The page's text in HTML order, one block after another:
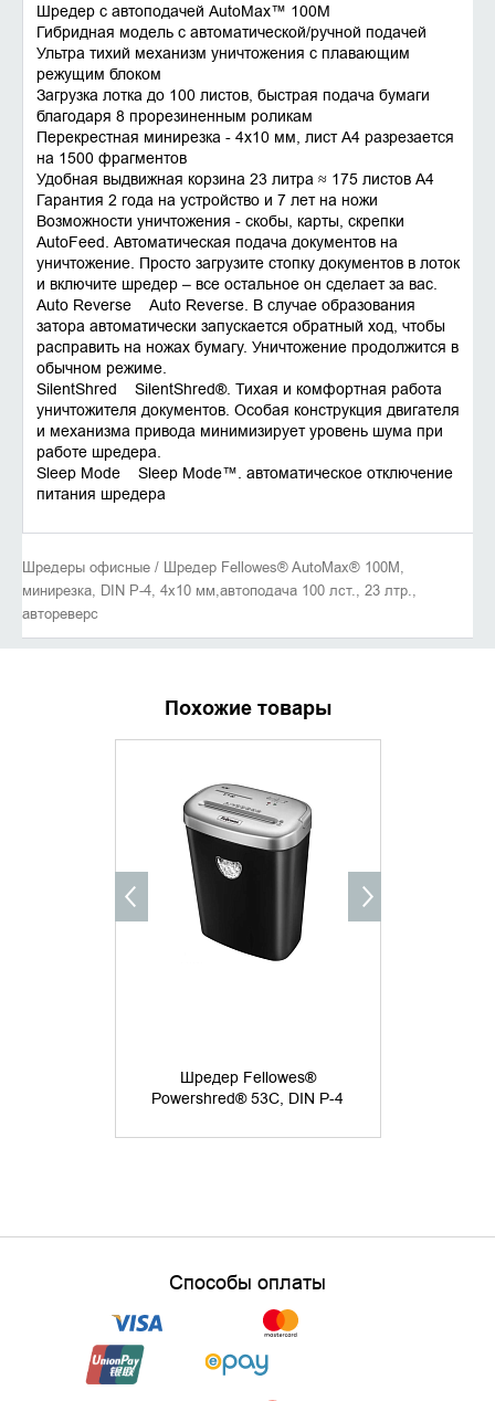
Шредер с автоподачей AutoMax™ 100M
Гибридная модель с автоматической/ручной подачей
Ультра тихий механизм уничтожения с плавающим
режущим блоком
Загрузка лотка до 100 листов, быстрая подача бумаги
благодаря 8 прорезиненным роликам
Перекрестная минирезка - 4х10 мм, лист А4 разрезается
на 1500 фрагментов
Удобная выдвижная корзина 23 литра ≈ 175 листов А4
Гарантия 2 года на устройство и 7 лет на ножи
Возможности уничтожения - скобы, карты, скрепки
AutoFeed. Автоматическая подача документов на
уничтожение. Просто загрузите стопку документов в лоток
и включите шредер – все остальное он сделает за вас.
Auto Reverse Auto Reverse. В случае образования
затора автоматически запускается обратный ход, чтобы
расправить на ножах бумагу. Уничтожение продолжится в
обычном режиме.
SilentShred SilentShred®. Тихая и комфортная работа
уничтожителя документов. Особая конструкция двигателя
и механизма привода минимизирует уровень шума при
работе шредера.
Sleep Mode Sleep Mode™. автоматическое отключение
питания шредера
Шредеры офисные / Шредер Fellowes® AutoMax® 100M,
минирезка, DIN P-4, 4х10 мм,автоподача 100 лст., 23 лтр.,
автореверc
Похожие товары
Шредер Fellowes®
Powershred® 53C, DIN P-4
УТОЧНИТЬ НАЛИЧИЕ
Способы оплаты